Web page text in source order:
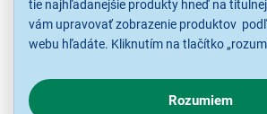
tie najhľadanejšie produkty hneď na
vám upravovať zobrazenie produktov
webu hľadáte. Kliknutím na tlačítko
o chovaní na webe pre zobrazovaní
V prípade že vás zaujímajú detaily, ako u
Rozumiem
106,90 €
KOMBINUJ A UŠETRI